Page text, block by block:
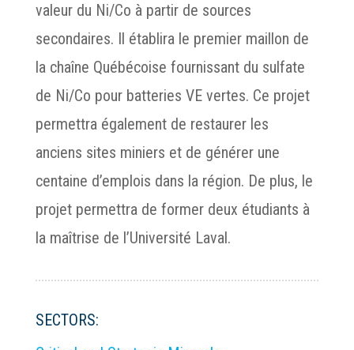
valeur du Ni/Co à partir de sources
secondaires. Il établira le premier maillon de
la chaîne Québécoise fournissant du sulfate
de Ni/Co pour batteries VE vertes. Ce projet
permettra également de restaurer les
anciens sites miniers et de générer une
centaine d’emplois dans la région. De plus, le
projet permettra de former deux étudiants à
la maîtrise de l’Université Laval.
SECTORS: